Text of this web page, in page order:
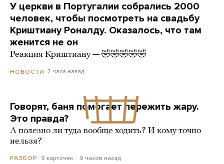
У церкви в Португалии собрались 2000
человек, чтобы посмотреть на свадьбу
Криштиану Роналду. Оказалось, что там
женится не он
Реакция Криштиану — 🤣🤣🤣🤣🤣
НОВОСТИ 2 часа назад
Говорят, баня помогает пережить жару.
Это правда?
А полезно ли туда вообще ходить? И кому точно
нельзя?
РАЗБОР 9 карточек 9 часов назад